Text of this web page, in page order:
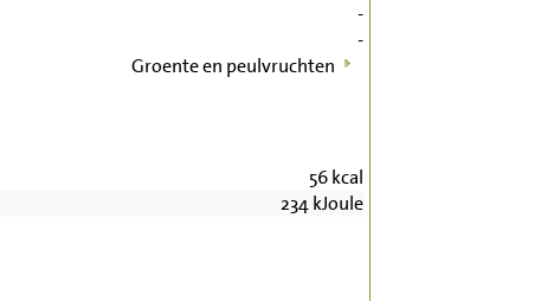
-
-
Groente en peulvruchten
56kcal
234kJoule